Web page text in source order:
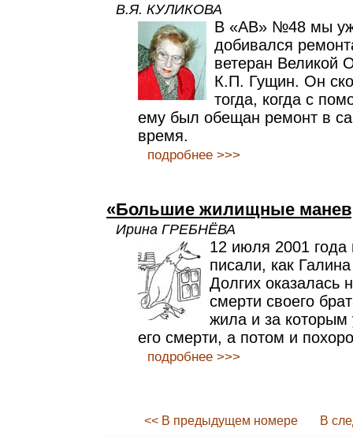
В.Я. КУЛИКОВА
В «АВ» №48 мы
добивался
ветеран Великой
К.П. Гущин. Он
тогда, когда с
ему был обещан ремонт в
время.
подробнее >>>
«Большие жилищные
Ирина ГРЕБНЁВА
12 июля 2001
писали, как
Долгих оказалась
смерти своего
жила и за
его смерти, а потом и
подробнее >>>
<< В предыдущем номере В